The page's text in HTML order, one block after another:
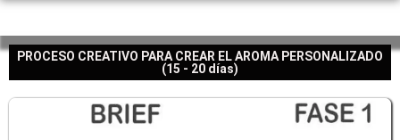
PROCESO CREATIVO PARA CREAR EL AROMA PERSONALIZADO
(15 - 20 días)